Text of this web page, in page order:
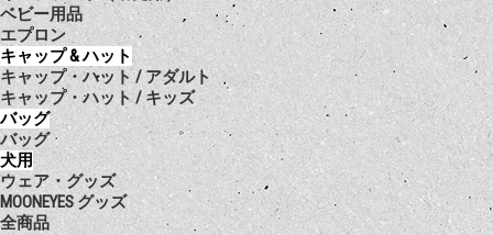
ベビー用品
エプロン
キャップ & ハット
キャップ・ハット / アダルト
キャップ・ハット / キッズ
バッグ
バッグ
犬用
ウェア・グッズ
MOONEYES グッズ
全商品